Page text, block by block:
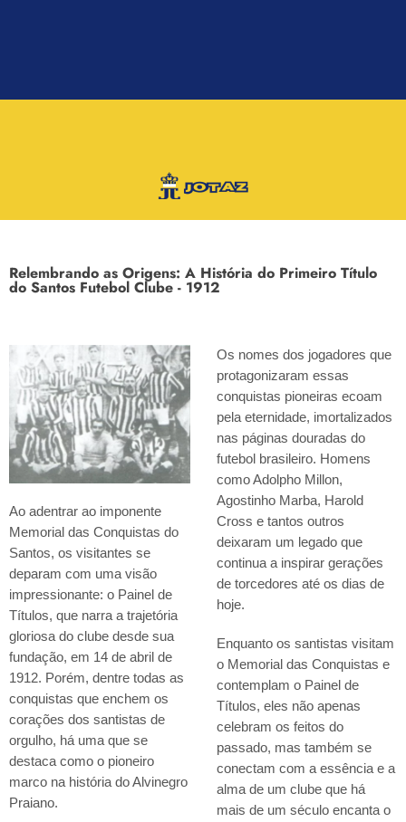
Relembrando as Origens: A História do Primeiro Título
do Santos Futebol Clube - 1912
Ao adentrar ao imponente
Memorial das Conquistas do
Santos, os visitantes se
deparam com uma visão
impressionante: o Painel de
Títulos, que narra a trajetória
gloriosa do clube desde sua
fundação, em 14 de abril de
1912. Porém, dentre todas as
conquistas que enchem os
corações dos santistas de
orgulho, há uma que se
destaca como o pioneiro
marco na história do Alvinegro
Praiano.
Os nomes dos jogadores que
protagonizaram essas
conquistas pioneiras ecoam
pela eternidade, imortalizados
nas páginas douradas do
futebol brasileiro. Homens
como Adolpho Millon,
Agostinho Marba, Harold
Cross e tantos outros
deixaram um legado que
continua a inspirar gerações
de torcedores até os dias de
hoje.
Enquanto os santistas visitam
o Memorial das Conquistas e
contemplam o Painel de
Títulos, eles não apenas
celebram os feitos do
passado, mas também se
conectam com a essência e a
alma de um clube que há
mais de um século encanta o